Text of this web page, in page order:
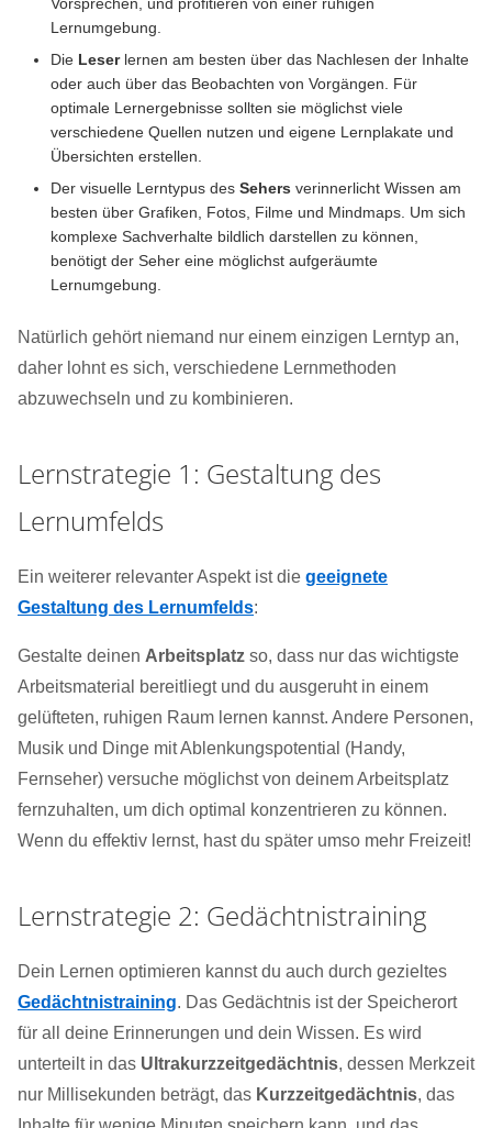
Lernumgebung.
Die Leserlernen am besten über das Nachlesen der Inhalte
oder auch über das Beobachten von Vorgängen. Für
optimale Lernergebnisse sollten sie möglichst viele
verschiedene Quellen nutzen und eigene Lernplakate und
Übersichten erstellen.
Der visuelle Lerntypus des Sehers verinnerlicht Wissen am
besten über Grafiken, Fotos, Filme und Mindmaps. Um sich
komplexe Sachverhalte bildlich darstellen zu können,
benötigt der Seher eine möglichst aufgeräumte
Lernumgebung.
Natürlich gehört niemand nur einem einzigen Lerntyp an,
daher lohnt es sich, verschiedene Lernmethoden
abzuwechseln und zu kombinieren.
Lernstrategie 1: Gestaltung des
Lernumfelds
Ein weiterer relevanter Aspekt ist die geeignete
Gestaltung des Lernumfelds:
Gestalte deinen Arbeitsplatz so, dass nur das wichtigste
Arbeitsmaterial bereitliegt und du ausgeruht in einem
gelüfteten, ruhigen Raum lernen kannst. Andere Personen,
Musik und Dinge mit Ablenkungspotential (Handy,
Fernseher) versuche möglichst von deinem Arbeitsplatz
fernzuhalten, um dich optimal konzentrieren zu können.
Wenn du effektiv lernst, hast du später umso mehr Freizeit!
Lernstrategie 2: Gedächtnistraining
Dein Lernen optimieren kannst du auch durch gezieltes
Gedächtnistraining. Das Gedächtnis ist der Speicherort
für all deine Erinnerungen und dein Wissen. Es wird
unterteilt in das Ultrakurzzeitgedächtnis, dessen Merkzeit
nur Millisekunden beträgt, das Kurzzeitgedächtnis, das